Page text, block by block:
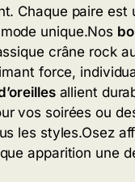
Chaque paire est
unique.Nos
ique crâne rock
force,
allient
vos soirées ou
les styles.Osez
apparition une